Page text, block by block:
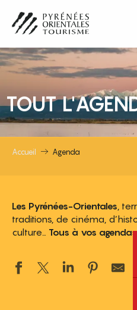
contenu
principal
TOUT
Accueil Agenda
Les Pyrénées-Orientales ,
traditions, de cinéma,
culture… Tous à vos